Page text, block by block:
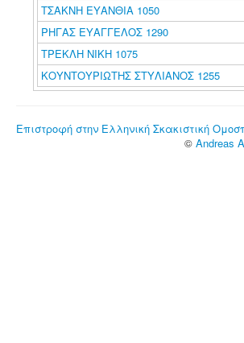
ΤΣΑΚΝΗ ΕΥΑΝΘΙΑ 1050
ΡΗΓΑΣ ΕΥΑΓΓΕΛΟΣ 1290
ΤΡΕΚΛΗ ΝΙΚΗ 1075
ΚΟΥΝΤΟΥΡΙΩΤΗΣ ΣΤΥΛΙΑΝΟΣ 1255
Επιστροφή στην Ελληνική Σκακιστική
© Andreas